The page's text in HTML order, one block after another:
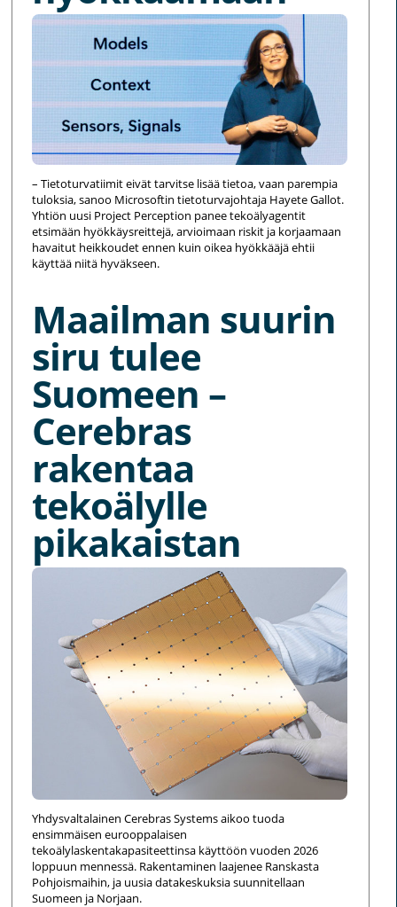
– Tietoturvatiimit eivät tarvitse lisää tietoa, vaan parempia
tuloksia, sanoo Microsoftin tietoturvajohtaja Hayete Gallot.
Yhtiön uusi Project Perception panee tekoälyagentit
etsimään hyökkäysreittejä, arvioimaan riskit ja korjaamaan
havaitut heikkoudet ennen kuin oikea hyökkääjä ehtii
käyttää niitä hyväkseen.
Maailman suurin
siru tulee
Suomeen –
Cerebras
rakentaa
tekoälylle
pikakaistan
Yhdysvaltalainen Cerebras Systems aikoo tuoda
ensimmäisen eurooppalaisen
tekoälylaskentakapasiteettinsa käyttöön vuoden 2026
loppuun mennessä. Rakentaminen laajenee Ranskasta
Pohjoismaihin, ja uusia datakeskuksia suunnitellaan
Suomeen ja Norjaan.